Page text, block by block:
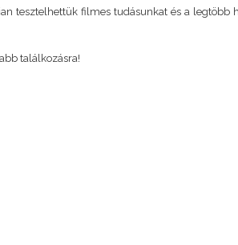
tesztelhettük filmes tudásunkat és a legtöbb
találkozásra!